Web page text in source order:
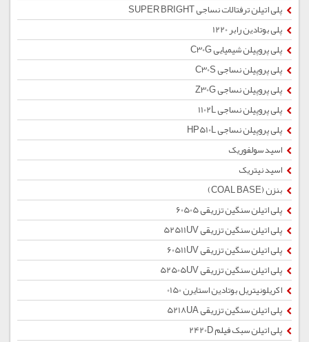
پلی اتیلن ترفتالات نساجی SUPER BRIGHT
پلی بوتادین رابر 1220
پلی پروپیلن شیمیایی C30G
پلی پروپیلن نساجی C30S
پلی پروپیلن نساجی Z30G
پلی پروپیلن نساجی 1102L
پلی پروپیلن نساجی HP510L
اسید سولفوریک
اسید نیتریک
بنزن (COAL BASE)
پلی اتیلن سنگین تزریقی 60505
پلی اتیلن سنگین تزریقی 52511UV
پلی اتیلن سنگین تزریقی 60511UV
پلی اتیلن سنگین تزریقی 52505UV
اکریلونیتریل بوتادین استایرن 0150
پلی اتیلن سنگین تزریقی 5218UA
پلی اتیلن سبک فیلم 2420D